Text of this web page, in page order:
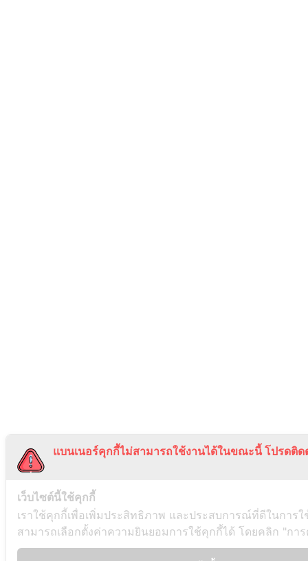
แบนเนอร์คุกกี้ไม่สามารถใช้งานได้ในขณะนี้ โปรดติด
เว็บไซต์นี้ใช้คุกกี้
เราใช้คุกกี้เพื่อเพิ่มประสิทธิภาพ และประสบการณ์ที่ดีในการ
สามารถเลือกตั้งค่าความยินยอมการใช้คุกกี้ได้ โดยคลิก "กา